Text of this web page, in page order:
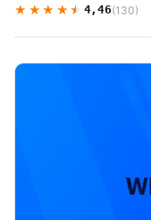
★★★★★
★★★★★ 4,46(130)